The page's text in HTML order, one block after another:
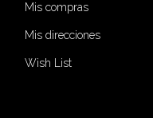
Mis compras
Mis direcciones
Wish List